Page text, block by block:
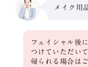
メイク用
フェイシャル後
つけていただい
帰られる場合は